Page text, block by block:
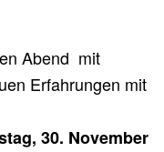
Abend mit
Erfahrungen mit
30. November